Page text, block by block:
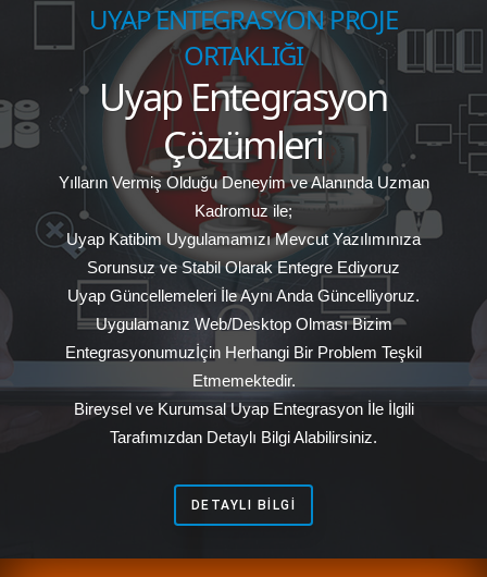
UYAP ENTEGRASYON PROJE
ORTAKLIĞI
Uyap Entegrasyon
Çözümleri
Yılların Vermiş Olduğu Deneyim ve Alanında Uzman
Kadromuz ile;
Uyap Katibim Uygulamamızı Mevcut Yazılımınıza
Sorunsuz ve Stabil Olarak Entegre Ediyoruz
Uyap Güncellemeleri İle Aynı Anda Güncelliyoruz.
Uygulamanız Web/Desktop Olması Bizim
Entegrasyonumuzİçin Herhangi Bir Problem Teşkil
Etmemektedir.
Bireysel ve Kurumsal Uyap Entegrasyon İle İlgili
Tarafımızdan Detaylı Bilgi Alabilirsiniz.
DETAYLI BILGI